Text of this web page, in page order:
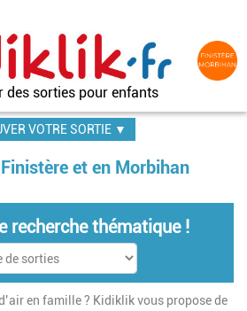
des sorties pour enfants
VOTRE SORTIE ▼
et en Morbihan
recherche thématique !
en famille ? Kidiklik vous propose de